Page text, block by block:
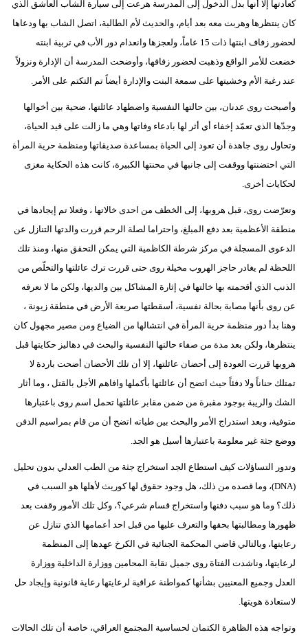
كعادتها إلا أنها بدل الدخول إلى المدرسة هرعت إلى سيارة الشاب العاشق الذي
كان ينتظرها وهربت معه بعد أيام، والحديث لأم الطالبة، اتصل الشاب بها ودعاها
لحضور زفاف ابنتها ذات 15 عاماً، ولعجزها وانعدام دور الأب في تربية ابنته
خضعت للأمر الواقع وذهبت لحضور زفافها، وأوضحت المدرسة أن الإدارة ونزولاً
عند رغبة الأم وخشيتها على سمعة البنت والإدارة أيضاً تم التكتم على الأمر.
وأصبحت روى عدنان، بين حالتها النفسية واضطهاد عائلتها، ضحية بين أخوالها
وجدّها الذي تعمّد إخفاء أي أثر لها بادعاء وفاتها وهي ما زالت على قيد الحياة،
وتحاول روى جاهدة أن تعود إلى الحياة بمساعدة صديقاتها ومنظمة حرية المرأة
التي احتضنتها ووقفت إلى جانبها في محنتها الكبيرة، كانت هذه الحكاية مغزى
لحكايات أخرى.
وتعرّضت روى، قبل هروبها، إلى الخطف من احدى خالاتها ، وفعلا تم إيجادها في
منطقة الأعظمية بعد دفع المبلغ، واحتراما لصلة الرحم قررت والدتها التنازل عن
الدعوى المسجلة في مركز شرطة الكاظمية التي يمكن التحقق منها، ومنذ تلك
اللحظة لم يغادر حاجز الهروب مخيلة روى حتى قررت ترك عائلتها والتخلّص من
الذنب الذي أقحمته بها خالتها في إثارة المشاكل بين والديها، ولكن ما لا نعرفه
عن روى بأنها مصابة بحالة نفسية، أسقطتها صريعة الأرض في منطقة زيونة ،
وهنا بدأ دور منظمة حرية المرأة في انتشالها من الضياع ومن مصير مجهول كان
ينتظرها، ولكن بعد مدة من صفاء حالتها النفسية والبحث في دهاليز حكايتها قبل
هروبها قررت العودة إلى أحضان عائلتها، إلا أن تلك الأحضان أضحت باردة لا
تمتلك حناناً ولا دفئاً حيث اتضح أن عائلتها بأكملها وافاهم الأجل بالقتل ، وما أثار
الشك والريبة بوجود مقبرة من ضمن مقابر عائلتها تحمل اسم روى باعتبارها
متوفية، وبعد استدراج الأمر والبحث بين طياته اتضح أن من قام بمراسيم الدفن
ووضع جثة غير معلومة باعتبارها أسيل هو الجد.
وتدور التساؤلات كيف استطاع الجد استخراج جثة من الطب العدلي بدون تحليل
(DNA)، وما قصده من ذلك، هل وجود حقوق لها كوريث لأهلها هو السبب في
ذلك؟ وما هو سبب دفنها واستخراج قسام شرعي؟، وكل تلك الأمور وقفت بعد
ظهورها ومطالبتها بحقها والتعرف عليها من قبل احد أعمامها الذي تنازل عن
رعايتها، وبالتالي قاضي المحكمة الجنائية في الكرخ عهدها إلى المنظمة
لرعايتها، وناشدت الفتاة روى جميل نقابة المحامين ووزارة الداخلية ووزارة
العدل وجميع المعنيين بشأنها كمواطنة عراقية لرعايتها رعاية قانونية وإيجاد حل
لاستعادة هويتها.
وتواجه هذه الظاهرة الكتمان لحساسية المجتمع العراقي، خاصة أن تلك الحالات